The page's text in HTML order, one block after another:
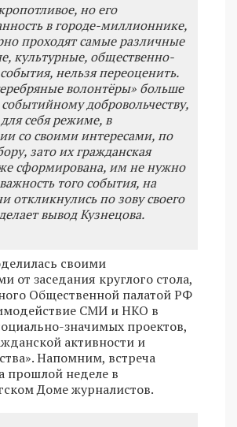
но его
в городе-миллионнике,
проходят самые различные
культурные, общественно-
нельзя переоценить.
волонтёры» больше
добровольчеству,
себя режиме, в
со своими интересами, по
зато их гражданская
сформирована, им не нужно
того события, на
откликнулись по зову своего
вывод Кузнецова.
своими
от заседания круглого стола,
Общественной палатой РФ
СМИ и НКО в
значимых проектов,
активности и
Напомним, встреча
прошлой неделе в
Доме журналистов.